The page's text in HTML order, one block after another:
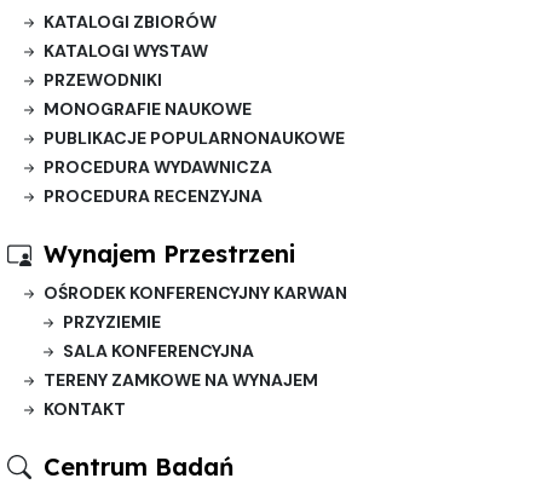
KATALOGI ZBIORÓW
KATALOGI WYSTAW
PRZEWODNIKI
MONOGRAFIE NAUKOWE
PUBLIKACJE POPULARNONAUKOWE
PROCEDURA WYDAWNICZA
PROCEDURA RECENZYJNA
Wynajem Przestrzeni
OŚRODEK KONFERENCYJNY KARWAN
PRZYZIEMIE
SALA KONFERENCYJNA
TERENY ZAMKOWE NA WYNAJEM
KONTAKT
Centrum Badań